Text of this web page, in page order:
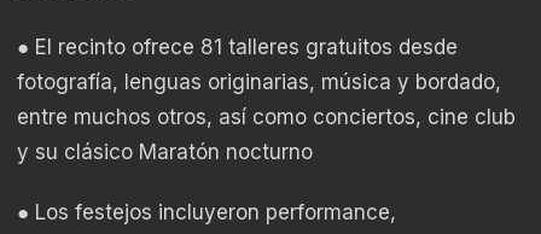
● El recinto ofrece 81 talleres gratuitos desde
fotografía, lenguas originarias, música y bordado,
entre muchos otros, así como conciertos, cine club
y su clásico Maratón nocturno
● Los festejos incluyeron performance,